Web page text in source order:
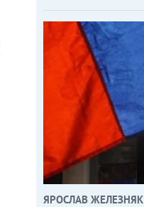
ЯРОСЛАВ ЖЕЛЕЗНЯК